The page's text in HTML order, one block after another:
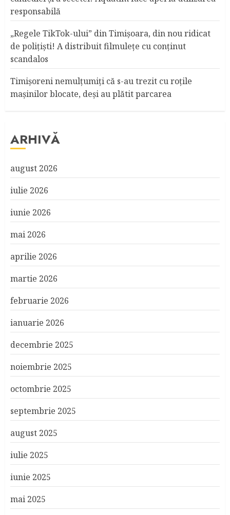
responsabilă
„Regele TikTok-ului” din Timişoara, din nou ridicat
de poliţişti! A distribuit filmuleţe cu conţinut
scandalos
Timişoreni nemulţumiţi că s-au trezit cu roţile
maşinilor blocate, deşi au plătit parcarea
ARHIVĂ
august 2026
iulie 2026
iunie 2026
mai 2026
aprilie 2026
martie 2026
februarie 2026
ianuarie 2026
decembrie 2025
noiembrie 2025
octombrie 2025
septembrie 2025
august 2025
iulie 2025
iunie 2025
mai 2025